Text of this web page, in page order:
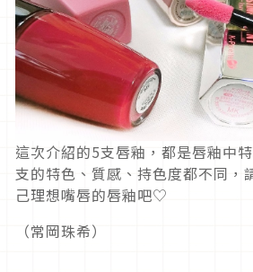
這次介紹的5支唇釉，都是唇釉中
支的特色、質感、持色度都不同，
己理想嘴唇的唇釉吧♡
（常岡珠希）